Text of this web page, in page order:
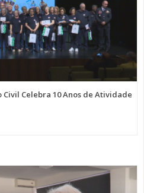
Celebra 10 Anos de Atividade